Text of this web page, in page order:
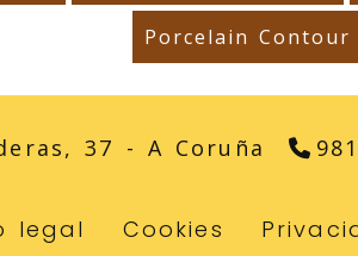
Porcelain Contour
37 - A Coruña
legal Cookies